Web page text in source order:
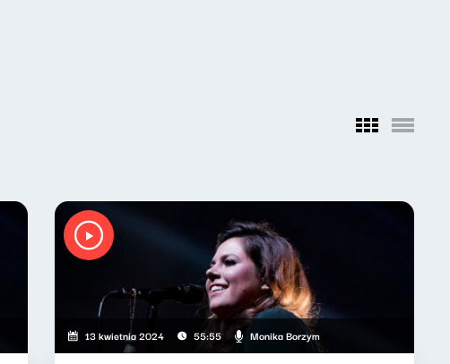
13 kwietnia 2024 55:55 Monika Borzym